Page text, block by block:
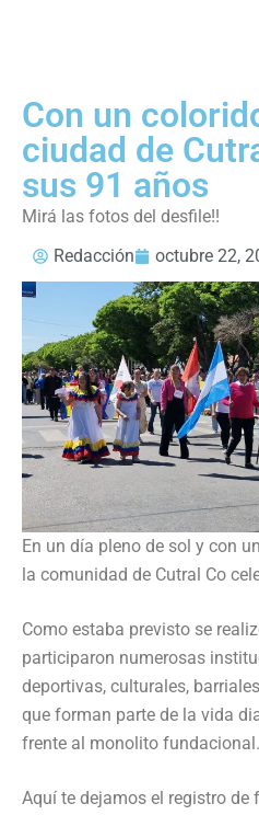
Con un
ciudad de
sus 91 años
Mirá las fotos del desfile!!
Redacción
octubre 22,
En un día pleno de sol y con
la comunidad de Cutral Co
Como estaba previsto se
participaron numerosas
deportivas, culturales,
que forman parte de la vida
frente al monolito fundacional.
Aquí te dejamos el registro de